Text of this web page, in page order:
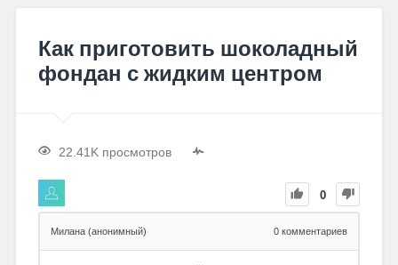
Как приготовить шоколадный
фондан с жидким центром
22.41K просмотров
0
Милана (анонимный) 0 комментариев